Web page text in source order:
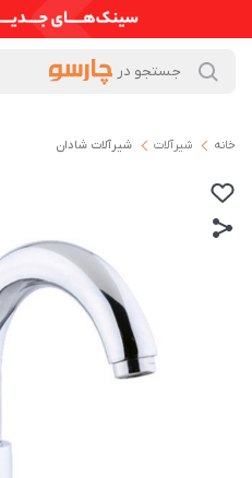
خانه شیرآلات شیرآلات شادان